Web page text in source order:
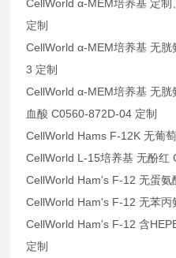
CellWorld α-MEM培养基 定
定制
CellWorld α-MEM培养基 无
3 定制
CellWorld α-MEM培养基 无
血酸 C0560-872D-04 定制
CellWorld Hams F-12K 无葡
CellWorld L-15培养基 无酚红
CellWorld Ham's F-12 无蛋氨
CellWorld Ham's F-12 无苯
CellWorld Ham's F-12 含
定制